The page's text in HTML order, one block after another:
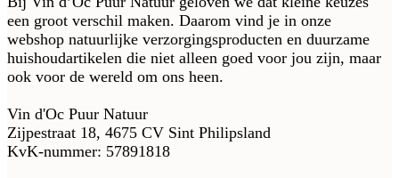
een groot verschil maken. Daarom vind je in onze
webshop natuurlijke verzorgingsproducten en duurzame
huishoudartikelen die niet alleen goed voor jou zijn, maar
ook voor de wereld om ons heen.
Vin d'Oc Puur Natuur
Zijpestraat 18, 4675 CV Sint Philipsland
KvK-nummer: 57891818